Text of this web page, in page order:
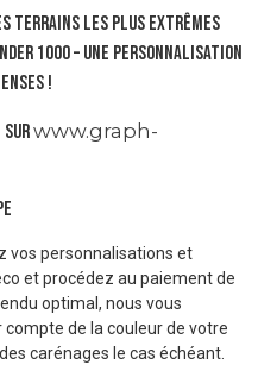
terrains les plus extrêmes
1000 – Une personnalisation
!
surwww.graph-
vos personnalisations et
et procédez au paiement de
optimal, nous vous
de la couleur de votre
carénages le cas échéant.